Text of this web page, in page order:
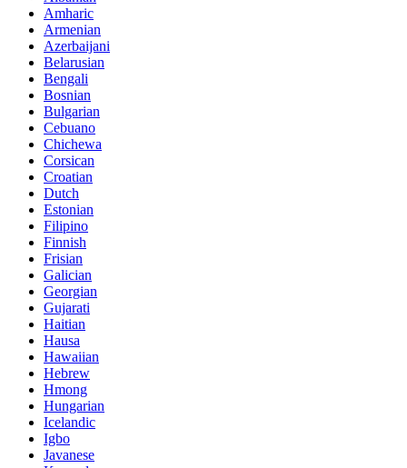
Amharic
Armenian
Azerbaijani
Belarusian
Bengali
Bosnian
Bulgarian
Cebuano
Chichewa
Corsican
Croatian
Dutch
Estonian
Filipino
Finnish
Frisian
Galician
Georgian
Gujarati
Haitian
Hausa
Hawaiian
Hebrew
Hmong
Hungarian
Icelandic
Igbo
Javanese